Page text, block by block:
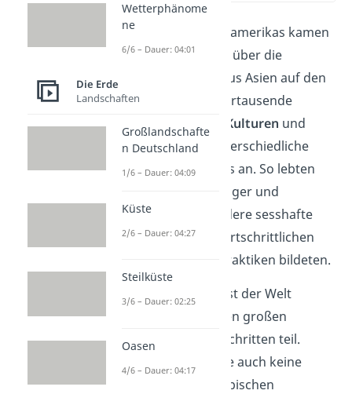
Ureinwohner
Nordamerikas kamen
vor etwa15.000 Jahren
über die
Beringia-Landbrücke aus Asien auf den
Kontinent. Über die Jahrtausende
bildeten sie vielfältige
Kulturen und
passten sich an die unterschiedliche
UmgebungenAmerikas an. So lebten
einige nomadisch als Jäger und
Sammler, während andere sesshafte
Gemeinschaften mit fortschrittlichen
landwirtschaftlichen Praktiken bildeten.
Abgeschnitten vom Rest der Welt
nahmen sie nicht an den großen
technologischen
Fortschritten teil.
Zudem entwickelten sie auch keine
Immunitäten für die typischen
Wetterphänome
ne
6/6 – Dauer: 04:01
Die Erde
Landschaften
Großlandschafte
n Deutschland
1/6 – Dauer: 04:09
Küste
2/6 – Dauer: 04:27
Steilküste
3/6 – Dauer: 02:25
Oasen
4/6 – Dauer: 04:17